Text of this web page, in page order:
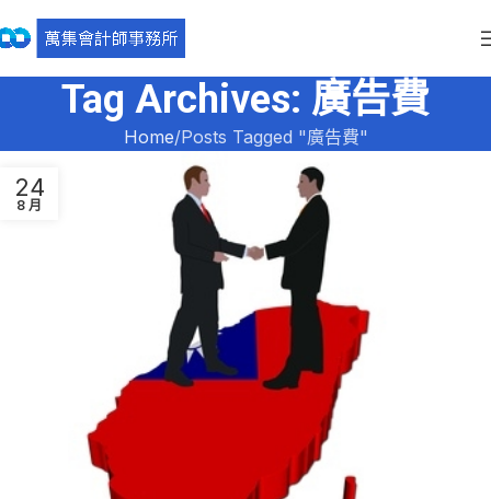
Tag Archives: 廣告費
Home Posts Tagged "廣告費"
24
8 月